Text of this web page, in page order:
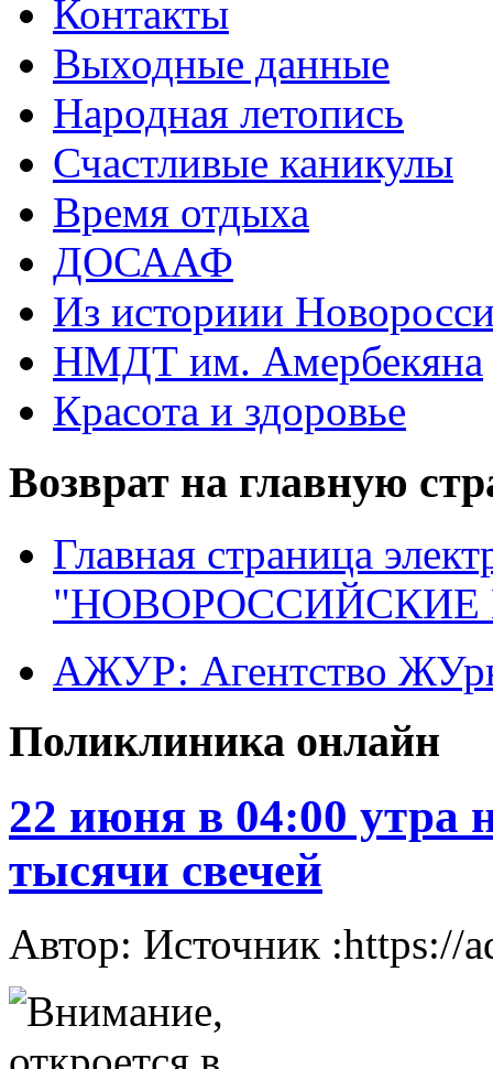
Контакты
Выходные данные
Народная летопись
Счастливые каникулы
Время отдыха
ДОСААФ
Из историии
НМДТ им. Амербекяна
Красота и здоровье
Возврат на главную
Главная страница
"НОВОРОССИЙСКИЕ
АЖУР: Агентство
Поликлиника онлайн
22 июня в 04:00 утра
тысячи свечей
Автор: Источник :https://